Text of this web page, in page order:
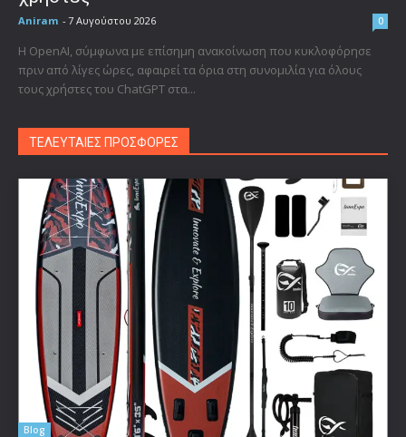
Aniram - 7 Αυγούστου 2026 0
Η OpenAI, σύμφωνα με επίσημη ανακοίνωση που κυκλοφόρησε
πριν από λίγες ώρες, αφαιρεί τα όρια στη συνομιλία για όλους
τους χρήστες του ChatGPT στα...
ΤΕΛΕΥΤΑΙΕΣ ΠΡΟΣΦΟΡΕΣ
Blog